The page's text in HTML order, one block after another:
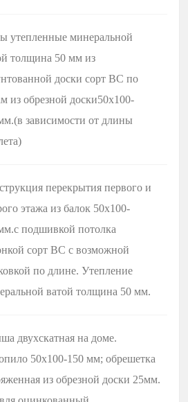
утепленные минеральной
толщина 50 мм из
доски сорт BC по
из обрезной доски50х100-
зависимости от длины
перекрытия первого и
этажа из балок 50х100-
подшивкой потолка
сорт BC с возможной
по длине. Утепление
ватой толщина 50 мм.
двухскатная на доме.
50х100-150 мм; обрешетка
из обрезной доски 25мм.